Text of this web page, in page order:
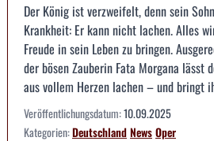
Der König ist verzweifelt, denn sein
Krankheit: Er kann nicht lachen. Alles
Freude in sein Leben zu bringen.
der bösen Zauberin Fata Morgana lässt
aus vollem Herzen lachen – und bringt
Veröffentlichungsdatum:10.09.2025
Kategorien:DeutschlandNewsOper